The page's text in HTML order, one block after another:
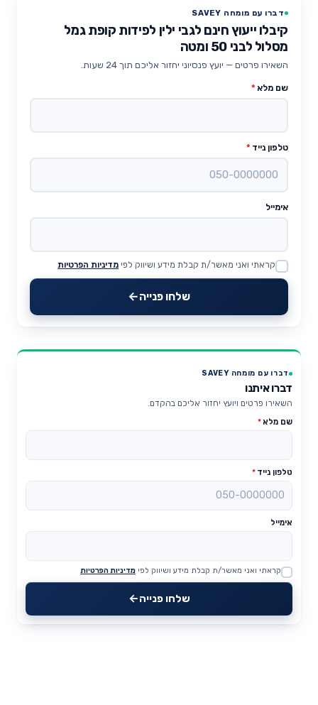
דברו עם מומחה SAVEY
קיבלו ייעוץ חינם לגבי ילין לפידות קופת גמל
מסלול לבני 50 ומטה
השאירו פרטים — יועץ פנסיוני יחזור אליכם תוך 24 שעות.
שם מלא *
טלפון נייד *
אימייל
Website
קראתי ואני מאשר/ת קבלת מידע ושיווק לפי מדיניות הפרטיות
שלחו פנייה
דברו עם מומחה SAVEY
דברו איתנו
השאירו פרטים ויועץ יחזור אליכם בהקדם.
שם מלא*
טלפון נייד *
אימייל
Website
קראתי ואני מאשר/ת קבלת מידע ושיווק לפי מדיניות הפרטיות
שלחו פנייה